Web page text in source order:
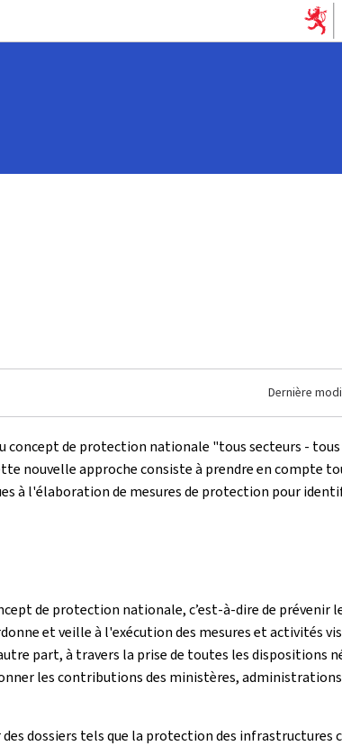
Dernière
concept de protection nationale "tous secteurs -
nouvelle approche consiste à prendre en compte
à l'élaboration de mesures de protection pour
de protection nationale, c’est-à-dire de prévenir
et veille à l'exécution des mesures et activités
part, à travers la prise de toutes les dispositions
les contributions des ministères,
dossiers tels que la protection des infrastructures